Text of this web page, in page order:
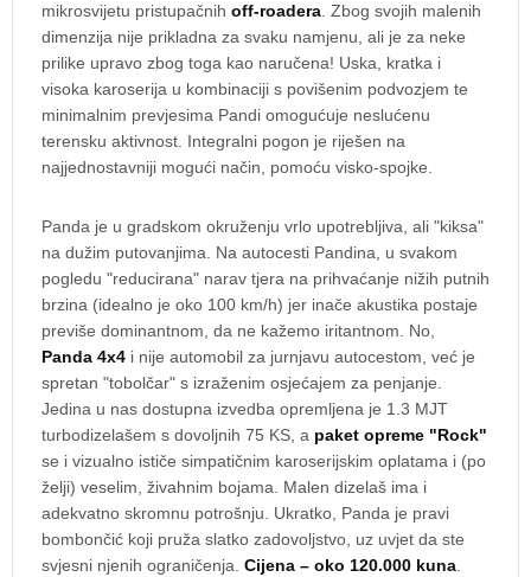
mikrosvijetu pristupačnih off-roadera. Zbog svojih malenih
dimenzija nije prikladna za svaku namjenu, ali je za neke
prilike upravo zbog toga kao naručena! Uska, kratka i
visoka karoserija u kombinaciji s povišenim podvozjem te
minimalnim prevjesima Pandi omogućuje neslućenu
terensku aktivnost. Integralni pogon je riješen na
najjednostavniji mogući način, pomoću visko-spojke.
Panda je u gradskom okruženju vrlo upotrebljiva, ali "kiksa"
na dužim putovanjima. Na autocesti Pandina, u svakom
pogledu "reducirana" narav tjera na prihvaćanje nižih putnih
brzina (idealno je oko 100 km/h) jer inače akustika postaje
previše dominantnom, da ne kažemo iritantnom. No,
Panda 4x4 i nije automobil za jurnjavu autocestom, već je
spretan "tobolčar" s izraženim osjećajem za penjanje.
Jedina u nas dostupna izvedba opremljena je 1.3 MJT
turbodizelašem s dovoljnih 75 KS, a paket opreme "Rock"
se i vizualno ističe simpatičnim karoserijskim oplatama i (po
želji) veselim, živahnim bojama. Malen dizelaš ima i
adekvatno skromnu potrošnju. Ukratko, Panda je pravi
bombončić koji pruža slatko zadovoljstvo, uz uvjet da ste
svjesni njenih ograničenja. Cijena – oko 120.000 kuna.